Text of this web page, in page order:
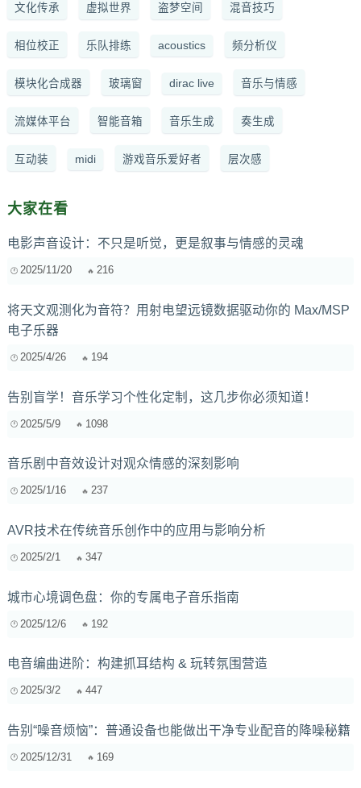
文化传承 虚拟世界 盗梦空间 混音技巧
相位校正 乐队排练 acoustics 频分析仪
模块化合成器 玻璃窗 dirac live 音乐与情感
流媒体平台 智能音箱 音乐生成 奏生成
互动装 midi 游戏音乐爱好者 层次感
大家在看
电影声音设计：不只是听觉，更是叙事与情感的灵魂
2025/11/20 216
将天文观测化为音符？用射电望远镜数据驱动你的 Max/MSP
电子乐器
2025/4/26 194
告别盲学！音乐学习个性化定制，这几步你必须知道！
2025/5/9 1098
音乐剧中音效设计对观众情感的深刻影响
2025/1/16 237
AVR技术在传统音乐创作中的应用与影响分析
2025/2/1 347
城市心境调色盘：你的专属电子音乐指南
2025/12/6 192
电音编曲进阶：构建抓耳结构 & 玩转氛围营造
2025/3/2 447
告别“噪音烦恼”：普通设备也能做出干净专业配音的降噪秘籍
2025/12/31 169